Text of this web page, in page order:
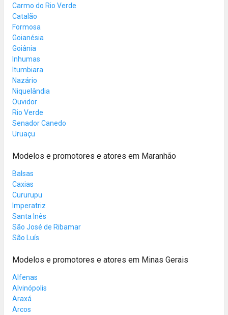
Carmo do Rio Verde
Catalão
Formosa
Goianésia
Goiânia
Inhumas
Itumbiara
Nazário
Niquelândia
Ouvidor
Rio Verde
Senador Canedo
Uruaçu
Modelos e promotores e atores em Maranhão
Balsas
Caxias
Cururupu
Imperatriz
Santa Inês
São José de Ribamar
São Luís
Modelos e promotores e atores em Minas Gerais
Alfenas
Alvinópolis
Araxá
Arcos